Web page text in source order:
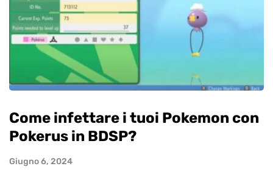
Come infettare i tuoi Pokemon con
Pokerus in BDSP?
Giugno 6, 2024